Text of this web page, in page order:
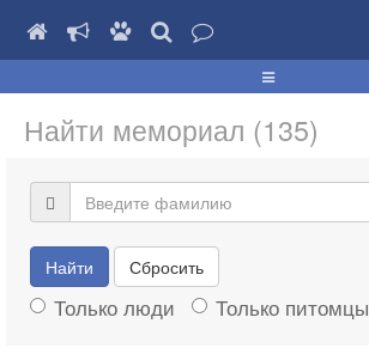
Найти мемориал (135)
Найти Сбросить
Только люди Только питомцы